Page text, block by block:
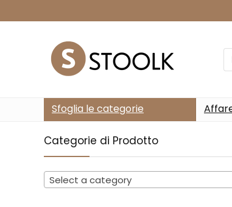
Sfoglia le categorie
Categorie di Prodotto
Select a category